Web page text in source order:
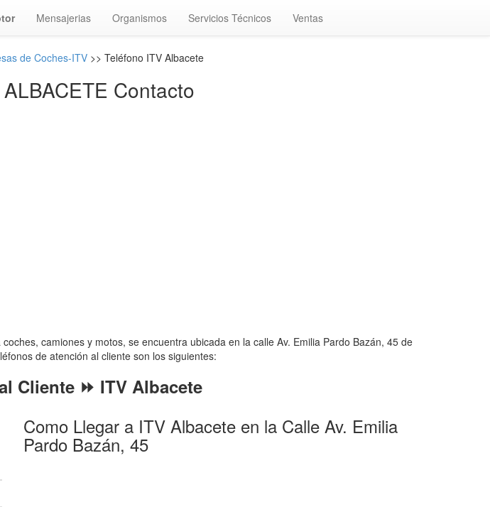
Mensajerias Organismos Servicios Técnicos Ventas
de Coches-ITV>> Teléfono ITV Albacete
Contacto
camiones y motos, se encuentra ubicada en la calle Av. Emilia Pardo Bazán, 45 de
de atención al cliente son los siguientes:
Cliente ⏩ ITV Albacete
Como Llegar a ITV Albacete en la Calle Av. Emilia
Pardo Bazán, 45